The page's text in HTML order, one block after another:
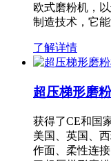
欧式磨粉机，
制造技术，它
了解详情
超压梯形磨
获得了CE和国
美国、英国、
作面、柔性连